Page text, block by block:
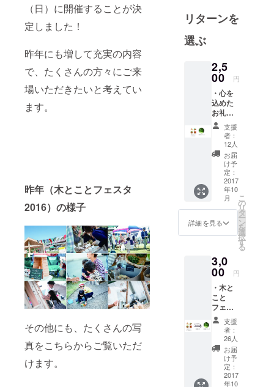
（日）に開催することが決
定しました！
昨年にも増して充実の内容
で、たくさんの方々にご来
場いただきたいと考えてい
ます。
昨年（木とことフェスタ
2016）の様子
その他にも、たくさんの写
真をこちらからご覧いただ
けます。
で活動す
つわる様々
さんと一緒
に、木にま
つわる様々
なイベント
を楽しく開
催していき
ます！
＝３つの理
念・目的＝
①飛騨高山
らしい里山
し、森林と
人がつなが
る取り組み
を行いま
②広大な森
林面積を持
つ飛騨地方
の森林資源
を使用しま
リターンを
選ぶ
2,5
00 円
・心を
込めた
お礼状
をお届
けしま
す。 ・
飛騨の
木の端
材を
使っ
た、森
の香り
パック1
袋をお
届けし
ます。
ジナル
の木製
バッジ
を1つお
届けし
ます。
色や形
は、届
いてか
らのお
楽し
み！
支援
者：
12人
お届
け予
定：
2017
年10
月
詳細を見る
こ
の
リ
タ
ー
ン
を
選
択
す
る
3,0
00 円
・木と
こと
フェス
タ2017
の入場
券（1日
分）を2
枚をお
届けし
ます。
支援
者：
26人
お届
け予
定：
2017
年10